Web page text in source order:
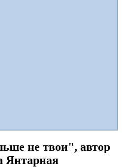
не твои", автор
Янтарная